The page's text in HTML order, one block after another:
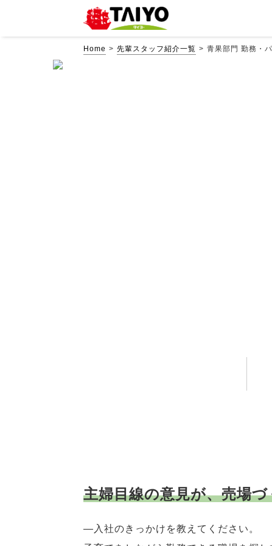
Home 先輩スタッフ紹介一覧 青果部門 勤務・
主婦目線の意見が、売場
―入社のきっかけを教えてください。